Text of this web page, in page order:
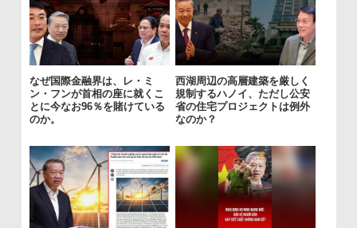
なぜ国際金融界は、レ・ミ
ン・フンが首相の座に就くこ
とに今なお96％を賭けている
のか。
西湖周辺の高層建築を厳しく
規制するハノイ、ただし公安
省の住宅プロジェクトは例外
なのか？